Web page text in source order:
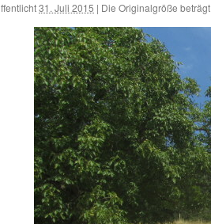
31. Juli 2015 | Die Originalgröße beträgt